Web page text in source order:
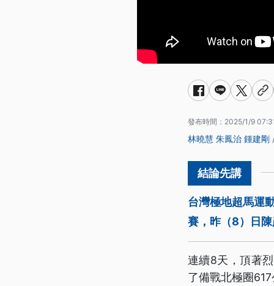
發布時間： 2025/1/9
林曉慧 朱鳳治 鍾建剛
台灣極地超馬運
賽，昨（8）日
連續8天，頂著
了備戰北極圈